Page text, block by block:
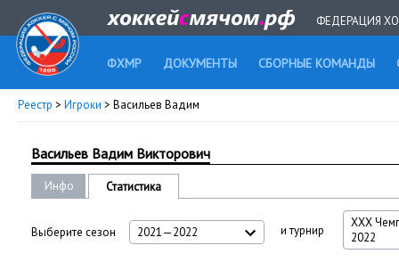
ФЕДЕРАЦИЯ
ФХМР ДОКУМЕНТЫ СБОРНЫЕ КОМАНДЫ
Реестр > Игроки > Васильев Вадим
Васильев Вадим Викторович
Инфо Статистика
Выберите сезон 2021—2022 и турнир
XXX
2022